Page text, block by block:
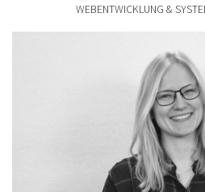
WEBENTWICKLUNG &
jonas.fiedler@valentum-
0941